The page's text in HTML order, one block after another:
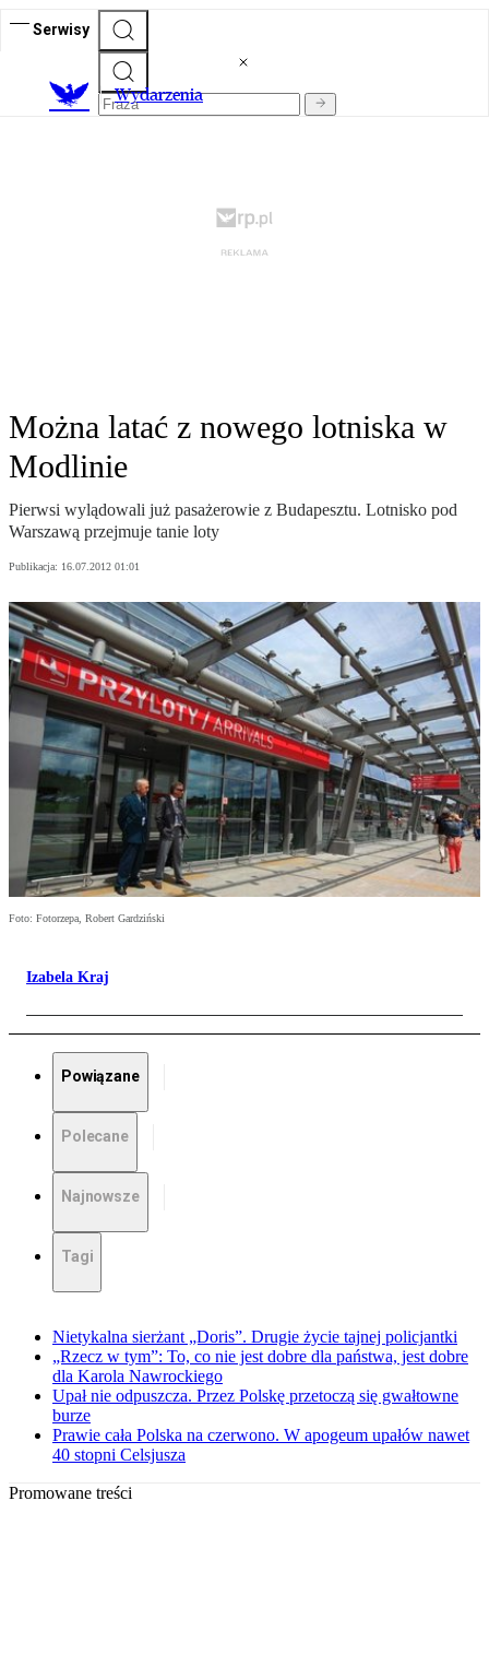
Serwisy
Wydarzenia
Można latać z nowego lotniska w
Modlinie
Pierwsi wylądowali już pasażerowie z Budapesztu. Lotnisko pod
Warszawą przejmuje tanie loty
Publikacja: 16.07.2012 01:01
Foto: Fotorzepa, Robert Gardziński
Izabela Kraj
Powiązane
Polecane
Najnowsze
Tagi
Nietykalna sierżant „Doris”. Drugie życie tajnej policjantki
„Rzecz w tym”: To, co nie jest dobre dla państwa, jest dobre
dla Karola Nawrockiego
Upał nie odpuszcza. Przez Polskę przetoczą się gwałtowne
burze
Prawie cała Polska na czerwono. W apogeum upałów nawet
40 stopni Celsjusza
Promowane treści